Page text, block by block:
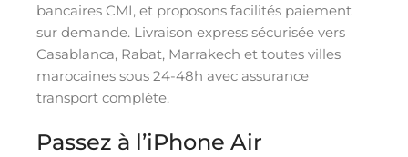
bancaires CMI, et proposons facilités paiement
sur demande. Livraison express sécurisée vers
Casablanca, Rabat, Marrakech et toutes villes
marocaines sous 24-48h avec assurance
transport complète.
Passez à l’iPhone Air